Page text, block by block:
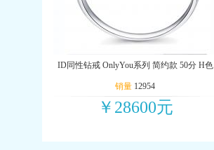
ID同性钻戒 OnlyYou系列 简约款 50分 H色
销量 12954
￥28600元